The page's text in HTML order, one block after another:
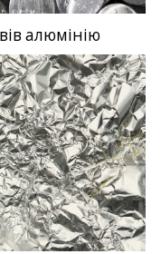
алюмінію